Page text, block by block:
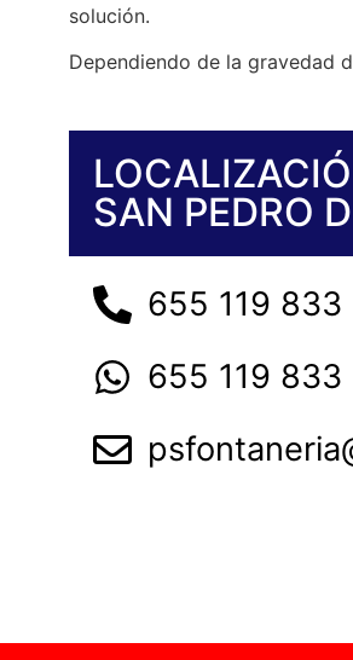
solución.
Dependiendo de la gravedad
SAN PEDRO
655 119 833
655 119 833